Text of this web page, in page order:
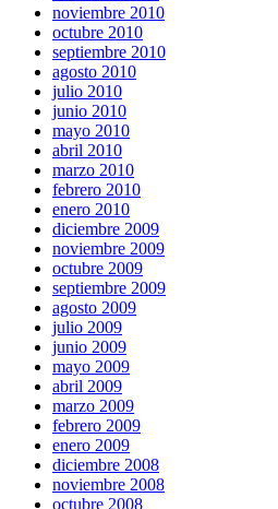
noviembre 2010
octubre 2010
septiembre 2010
agosto 2010
julio 2010
junio 2010
mayo 2010
abril 2010
marzo 2010
febrero 2010
enero 2010
diciembre 2009
noviembre 2009
octubre 2009
septiembre 2009
agosto 2009
julio 2009
junio 2009
mayo 2009
abril 2009
marzo 2009
febrero 2009
enero 2009
diciembre 2008
noviembre 2008
octubre 2008